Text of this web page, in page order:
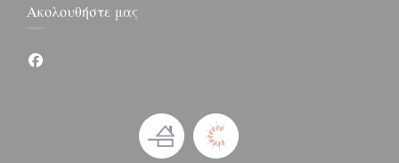
Ακολουθήστε μας
Facebook ((ανοίγει σε νέο παράθυρο))